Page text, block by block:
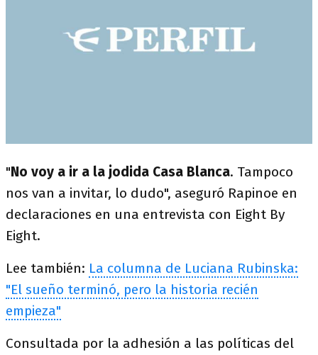
"No voy a ir a la jodida Casa Blanca. Tampoco
nos van a invitar, lo dudo", aseguró Rapinoe en
declaraciones en una entrevista con Eight By
Eight.
Lee también: La columna de Luciana Rubinska:
"El sueño terminó, pero la historia recién
empieza"
Consultada por la adhesión a las políticas del